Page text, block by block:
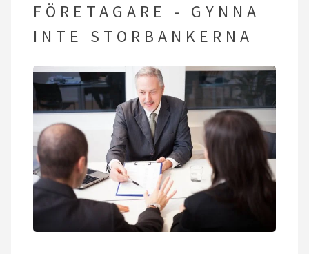
FÖRETAGARE - GYNNA
INTE STORBANKERNA